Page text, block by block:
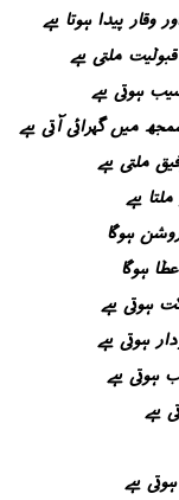
پیدا ہوتا ہے
ملتی ہے
ہوتی ہے
میں گہرائی آتی ہے
ملتی ہے
ہے
ہوگا
ہوگا
ہوتی ہے
ہوتی ہے
ہوتی ہے
ہے
ہے